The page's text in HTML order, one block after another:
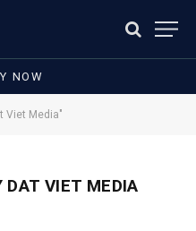
NOW
Viet Media"
DAT VIET MEDIA